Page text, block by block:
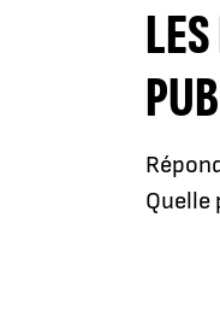
Quelle